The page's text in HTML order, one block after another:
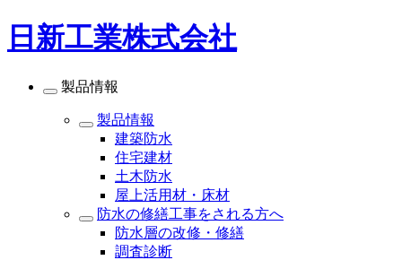
日新工業株式会社
製品情報
製品情報
建築防水
住宅建材
土木防水
屋上活用材・床材
防水の修繕工事をされる方へ
防水層の改修・修繕
調査診断